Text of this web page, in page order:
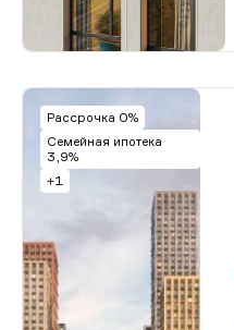
Рассрочка 0%
Семейная ипотека
3,9%
+1